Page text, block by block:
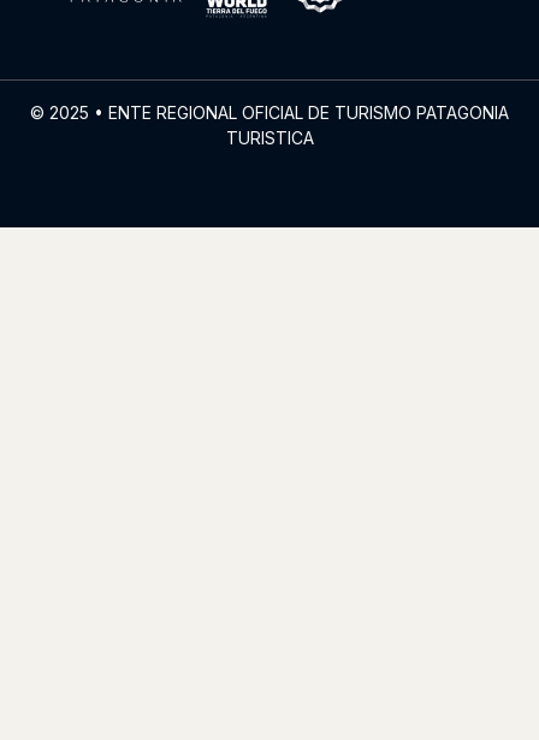
© 2025 • ENTE REGIONAL OFICIAL DE TURISMO PATAGONIA
TURISTICA